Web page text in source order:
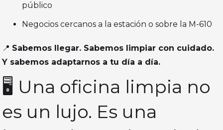
público
Negocios cercanos a la estación o sobre la M-610
📍 Sabemos llegar. Sabemos limpiar con cuidado.
Y sabemos adaptarnos a tu día a día.
🖥️ Una oficina limpia no
es un lujo. Es una